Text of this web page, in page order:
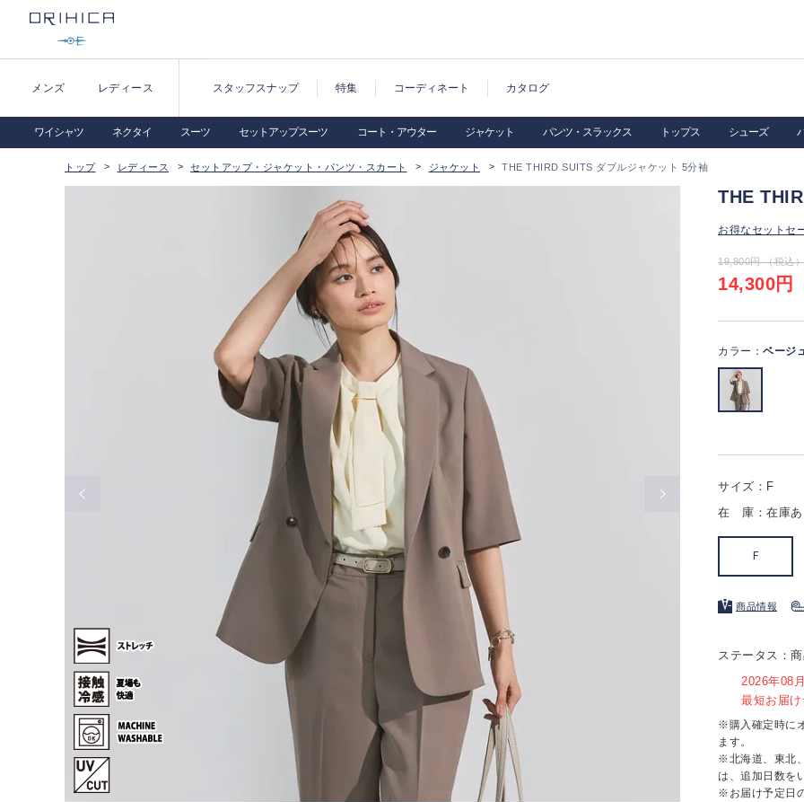
メンズ レディース スタッフスナップ 特集 コーディネート カタログ
ワイシャツ ネクタイ スーツ セットアップスーツ コート・アウター ジャケット パンツ・スラックス トップス シューズ
トップ レディース セットアップ・ジャケット・パンツ・スカート ジャケット THE THIRD SUITS ダブルジャケット 5分袖
THE
お得なセットセ
19,800円 （税込）
14,300円
カラー： ベージ
サイズ：F
在 庫：在庫あ
F
商品情報
ステータス：
2026年08
最短お届
※購入確定時に
ます。
※北海道、東北
は、追加日数を
※お届け予定日